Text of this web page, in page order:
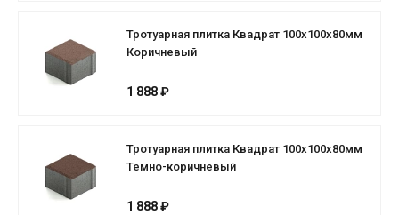
Тротуарная плитка Квадрат 100х100х80мм
Коричневый
1 888 ₽
Тротуарная плитка Квадрат 100х100х80мм
Темно-коричневый
1 888 ₽